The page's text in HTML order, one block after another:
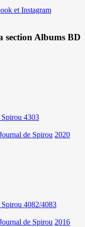
et Instagram
section Albums BD
4303
de Spirou 2020
4082/4083
de Spirou 2016